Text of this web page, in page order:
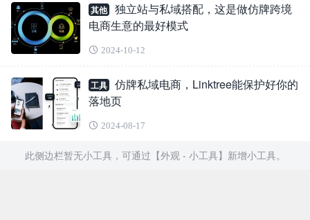
其他
独立站与私域搭配，这是做仿牌跨境
电商生意的最好模式
2024-10-12
工具
仿牌私域电商，Linktree能保护好你的
落地页
2024-08-17
此侧边栏暂无小工具，可通过【外观 - 小工具】新增小工具。